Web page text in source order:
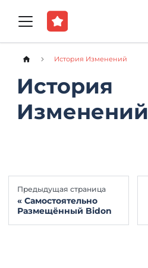
История Изменений
История
Изменений
Предыдущая страница
Самостоятельно
Размещённый Bidon